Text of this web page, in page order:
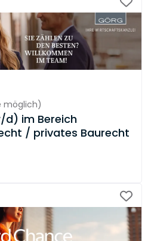
möglich)
im Bereich
/ privates Baurecht